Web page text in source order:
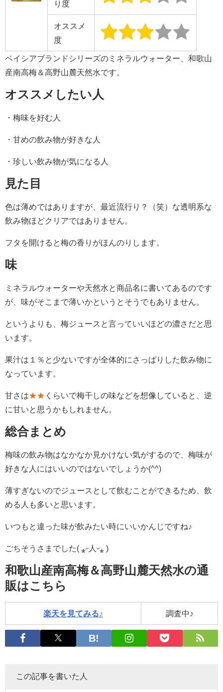
り度
オススメ
度
ベイシアブランドシリーズのミネラルウォーター、和歌山
産南高梅＆高野山麓天然水です。
オススメしたい人
・梅味を好む人
・甘めの飲み物が好きな人
・珍しい飲み物が気になる人
見た目
色は薄めではありますが、最近流行り？（笑）な透明系な
飲み物ほどクリアではありません。
フタを開けると梅の香りがほんのりします。
味
ミネラルウォーターや天然水と商品名に書いてあるのです
が、味がそこまで薄いかというとそうでもありません。
というよりも、梅ジュースと言っていいほどの濃さだと思
います。
果汁は１％と少ないですが全体的にさっぱりした飲み物に
なっています。
甘さは★★ くらいで梅干しの味などを想像していると、逆
に甘いと思うかもしれません。
総合まとめ
梅味の飲み物はなかなか見かけない気がするので、梅味が
好きな人にはいいのではないでしょうか(^^)
薄すぎないのでジュースとして飲むことができるため、飲
める人も多いと思います。
いつもと違った味が飲みたい時にいいかんじですね ♪
ごちそうさまでした( ⁎ᵕ人ᵕ⁎ )
和歌山産南高梅＆高野山麓天然水の通
販はこちら
楽天を見てみる♪ 調査中♪
この記事を書いた人